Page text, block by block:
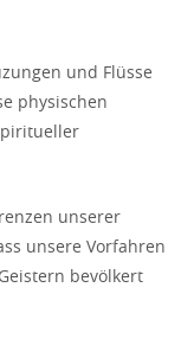
und Flüsse
physischen
unserer
unsere Vorfahren
bevölkert